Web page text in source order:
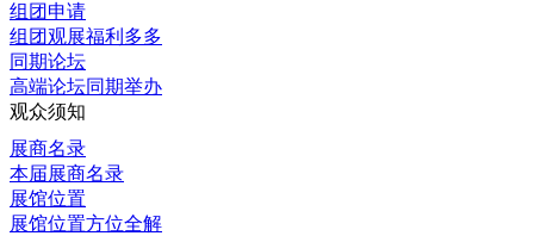
组团申请
组团观展福利多多
同期论坛
高端论坛同期举办
观众须知
展商名录
本届展商名录
展馆位置
展馆位置方位全解